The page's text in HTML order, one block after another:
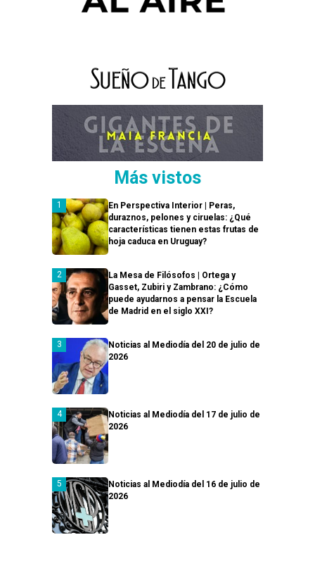
Más vistos
En Perspectiva Interior | Peras,
duraznos, pelones y ciruelas: ¿Qué
características tienen estas frutas de
hoja caduca en Uruguay?
La Mesa de Filósofos | Ortega y
Gasset, Zubiri y Zambrano: ¿Cómo
puede ayudarnos a pensar la Escuela
de Madrid en el siglo XXI?
Noticias al Mediodía del 20 de julio de
2026
Noticias al Mediodía del 17 de julio de
2026
Noticias al Mediodía del 16 de julio de
2026